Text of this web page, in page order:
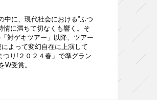
に、現代社会における”ふつ
情に満ちて切なくも響く。そ
対ゲキツアー」以降、ツアー
よって変幻自在に上演して
り!２０２４春」で準グラン
W受賞。